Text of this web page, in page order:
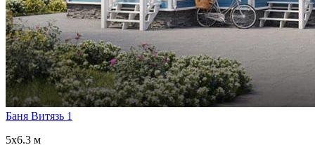
Баня Витязь 1
5x6.3 м